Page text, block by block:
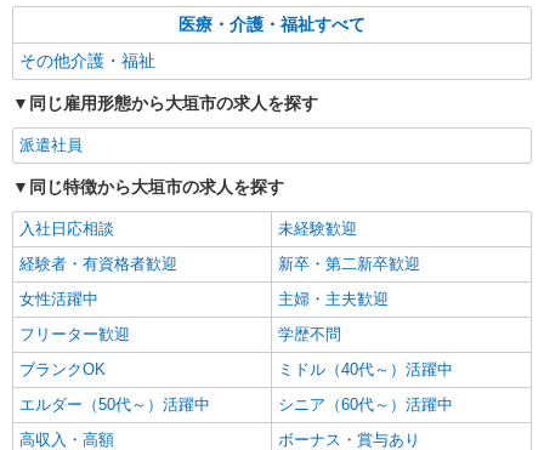
医療・介護・福祉すべて
その他介護・福祉
同じ雇用形態から大垣市の求人を探す
派遣社員
同じ特徴から大垣市の求人を探す
入社日応相談
未経験歓迎
経験者・有資格者歓迎
新卒・第二新卒歓迎
女性活躍中
主婦・主夫歓迎
フリーター歓迎
学歴不問
ブランクOK
ミドル（40代～）活躍中
エルダー（50代～）活躍中
シニア（60代～）活躍中
高収入・高額
ボーナス・賞与あり